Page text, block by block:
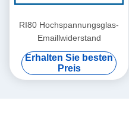
RI80 Hochspannungsglas-
Emaillwiderstand
Erhalten Sie besten
Preis